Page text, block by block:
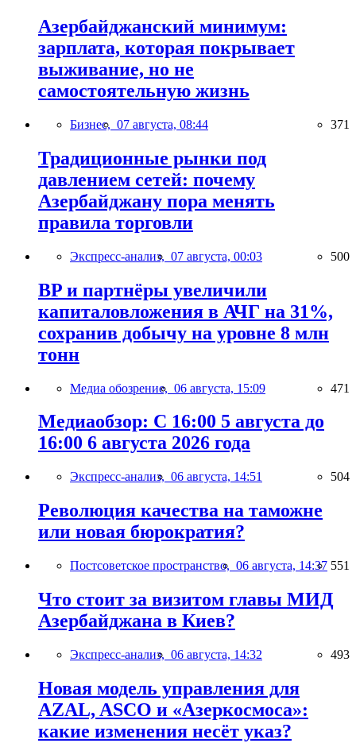
Азербайджанский минимум:
зарплата, которая покрывает
выживание, но не
самостоятельную жизнь
Бизнес, 07 августа, 08:44 371
Традиционные рынки под
давлением сетей: почему
Азербайджану пора менять
правила торговли
Экспресс-анализ, 07 августа, 00:03 500
BP и партнёры увеличили
капиталовложения в АЧГ на 31%,
сохранив добычу на уровне 8 млн
тонн
Медиа обозрение, 06 августа, 15:09 471
Медиаобзор: С 16:00 5 августа до
16:00 6 августа 2026 года
Экспресс-анализ, 06 августа, 14:51 504
Революция качества на таможне
или новая бюрократия?
Постсоветское пространство, 06 августа, 14:37 551
Что стоит за визитом главы МИД
Азербайджана в Киев?
Экспресс-анализ, 06 августа, 14:32 493
Новая модель управления для
AZAL, ASCO и «Азеркосмоса»:
какие изменения несёт указ?